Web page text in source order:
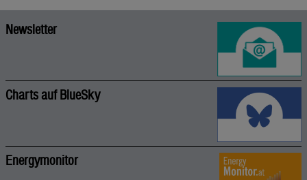
Newsletter
Charts auf BlueSky
Energymonitor